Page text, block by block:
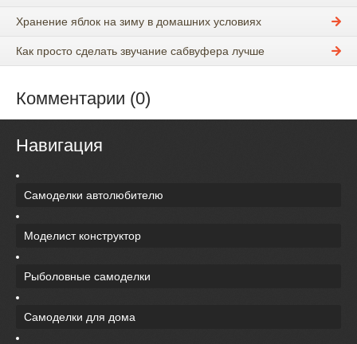
Хранение яблок на зиму в домашних условиях
Как просто сделать звучание сабвуфера лучше
Комментарии (0)
Навигация
Самоделки автолюбителю
Моделист конструктор
Рыболовные самоделки
Самоделки для дома